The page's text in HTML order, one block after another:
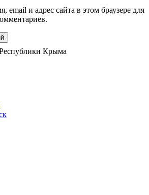
email и адрес сайта в этом браузере для
Крыма